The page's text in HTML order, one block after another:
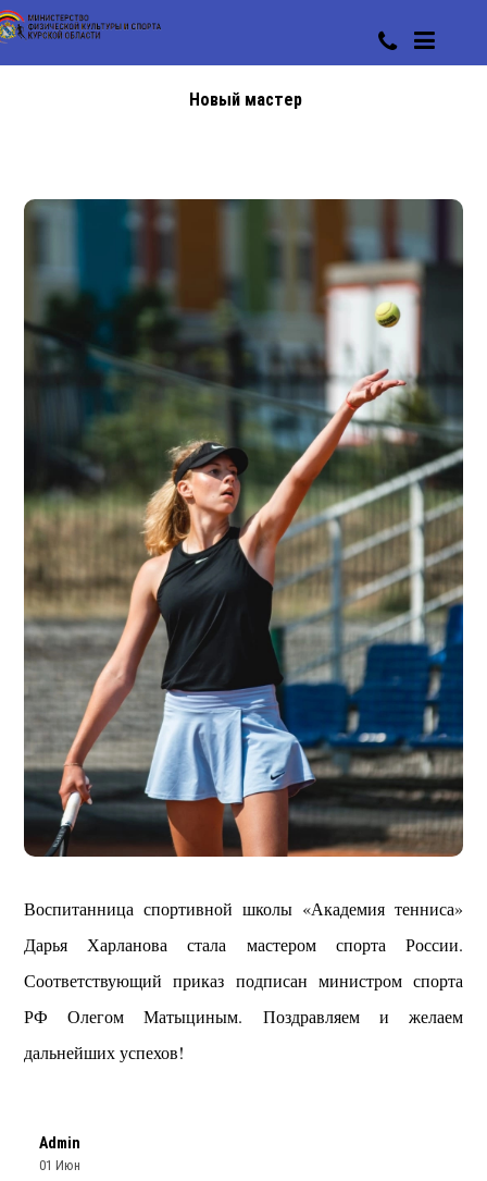
Новый мастер
Воспитанница спортивной школы «Академия тенниса»
Дарья Харланова стала мастером спорта России.
Соответствующий приказ подписан министром спорта
РФ Олегом Матыциным. Поздравляем и желаем
дальнейших успехов!
Admin
01 Июн